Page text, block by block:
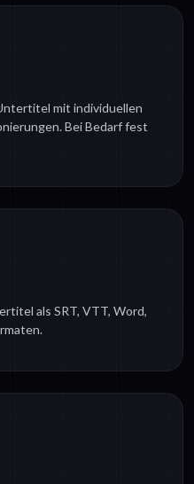
mit individuellen
Bei Bedarf fest
als SRT, VTT, Word,